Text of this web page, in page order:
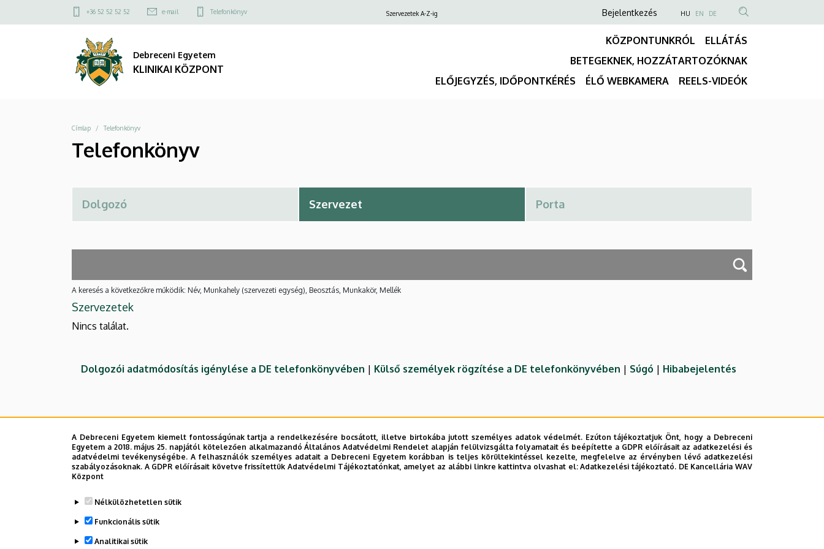
A Debreceni Egyetem kiemelt fontosságúnak tartja a rendelkezésére bocsátott, illetve birtokába jutott személyes adatok védelmét. Ezúton tájékoztatjuk Önt, hogy a Debreceni
Egyetem a 2018. május 25. napjától kötelezően alkalmazandó Általános Adatvédelmi Rendelet alapján felülvizsgálta folyamatait és beépítette a GDPR előírásait az adatkezelési és
adatvédelmi tevékenységébe. A felhasználók személyes adatait a Debreceni Egyetem korábban is teljes körültekintéssel kezelte, megfelelve az érvényben lévő adatkezelési
szabályozásoknak. A GDPR előírásait követve frissítettük Adatvédelmi Tájékoztatónkat, amelyet az alábbi linkre kattintva olvashat el:Adatkezelési tájékoztató. DE Kancellária WAV
Központ
Nélkülözhetetlen sütik
Funkcionális sütik
Analitikai sütik
Telefonkönyv
KLINIKAI
KÖZPONT
a
Felső
menü
+36 52 52 52 52 e-mail Telefonkönyv Szervezetek A-Z-ig
Anonim
fiók
menüje
Bejelentkezés NYELVVÁLASZTÓ
HU EN DE
TARTALOM
KERESÉSE
Debreceni Egyetem
KLINIKAI KÖZPONT
KÖZPONTUNKRÓL
ELLÁTÁS
BETEGEKNEK, HOZZÁTARTOZÓKNAK
ELŐJEGYZÉS, IDŐPONTKÉRÉS
ÉLŐ WEBKAMERA REELS-VIDEÓK
Morzsa
Címlap Telefonkönyv
Telefonkönyv
A keresés a következőkre működik: Név, Munkahely (szervezeti egység), Beosztás, Munkakör, Mellék
Szervezetek
Nincs találat.
Dolgozói adatmódosítás igénylése a DE telefonkönyvében | Külső személyek rögzítése a DE telefonkönyvében | Súgó | Hibabejelentés